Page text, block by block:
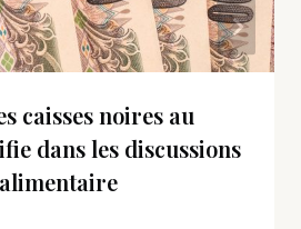
caisses noires au
dans les discussions